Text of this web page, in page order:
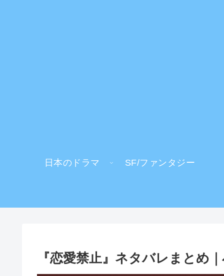
日本のドラマ SF/ファンタジー
『恋愛禁止』ネタバレまとめ